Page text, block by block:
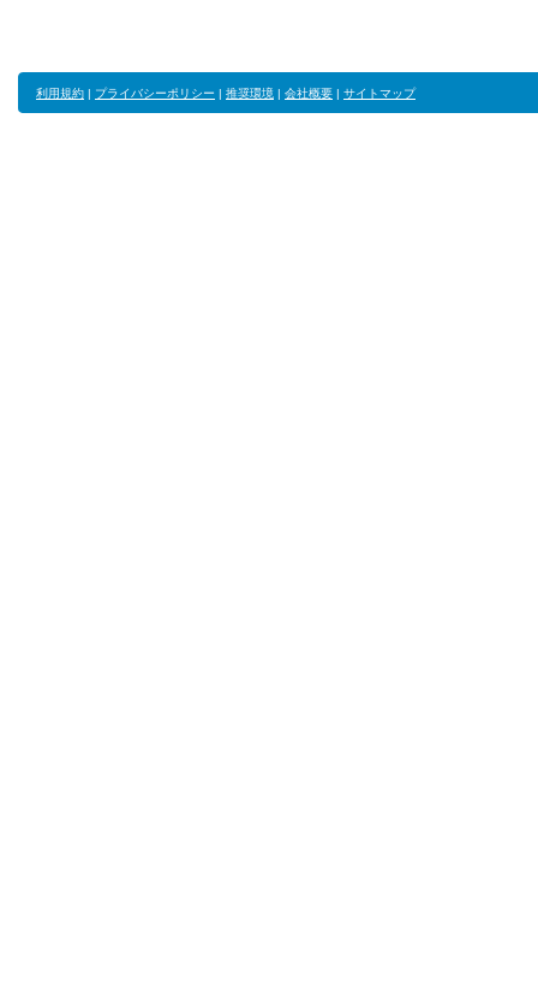
利用規約 | プライバシーポリシー | 推奨環境 | 会社概要 | サイトマップ